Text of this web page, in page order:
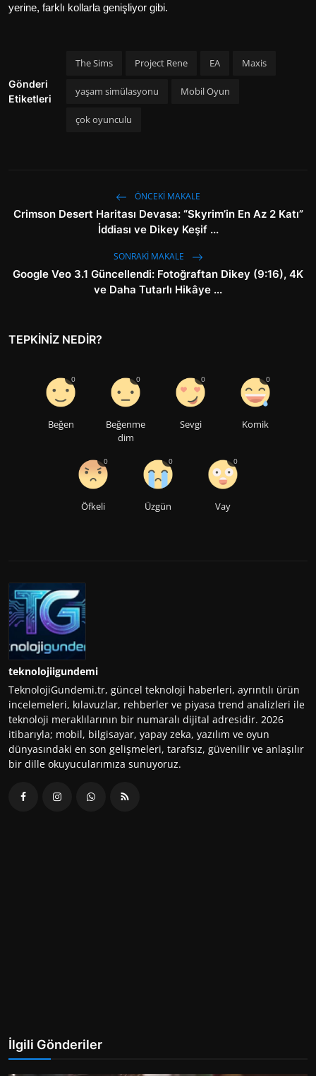
yerine, farklı kollarla genişliyor gibi.
Gönderi
Etiketleri
The Sims Project Rene EA Maxis
yaşam simülasyonu Mobil Oyun
çok oyunculu
ÖNCEKI MAKALE
Crimson Desert Haritası Devasa: “Skyrim’in En Az 2 Katı”
İddiası ve Dikey Keşif ...
SONRAKI MAKALE
Google Veo 3.1 Güncellendi: Fotoğraftan Dikey (9:16), 4K
ve Daha Tutarlı Hikâye ...
TEPKINIZ NEDIR?
Beğen
0
Beğenme
dim
0
Sevgi
0
Komik
0
Öfkeli
0
Üzgün
0
Vay
0
teknolojiigundemi
TeknolojiGundemi.tr, güncel teknoloji haberleri, ayrıntılı ürün
incelemeleri, kılavuzlar, rehberler ve piyasa trend analizleri ile
teknoloji meraklılarının bir numaralı dijital adresidir. 2026
itibarıyla; mobil, bilgisayar, yapay zeka, yazılım ve oyun
dünyasındaki en son gelişmeleri, tarafsız, güvenilir ve anlaşılır
bir dille okuyucularımıza sunuyoruz.
İlgili Gönderiler